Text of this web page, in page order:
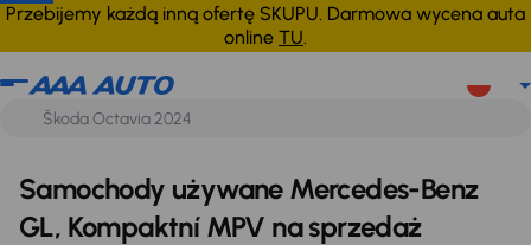
Przebijemy każdą inną ofertę SKUPU. Darmowa wycena auta
online TU.
Mercedes-Benz GL Kompaktní MPV Anuluj wszystko
Samochody używane Mercedes-Benz
GL, Kompaktní MPV na sprzedaż